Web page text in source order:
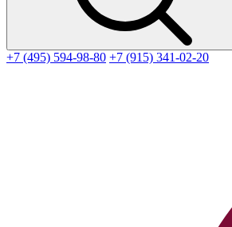
+7 (495) 594-98-80 +7 (915) 341-02-20